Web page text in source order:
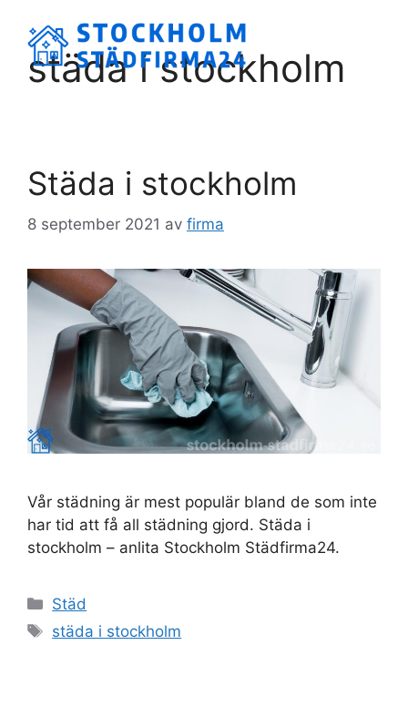
innehållstäda i stockholm
Städa i stockholm
8 september 2021 av firma
Vår städning är mest populär bland de som inte
har tid att få all städning gjord. Städa i
stockholm – anlita Stockholm Städfirma24.
Kategorier
Städ
Etiketter
städa i stockholm